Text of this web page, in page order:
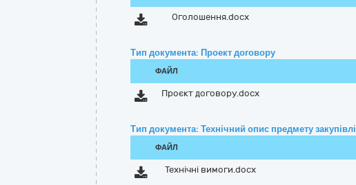
Оголошення.docx
Тип документа: Проект договору
ФАЙЛ
Проєкт договору.docx
Тип документа: Технічний опис предмету закупівлі
ФАЙЛ
Технічні вимоги.docx